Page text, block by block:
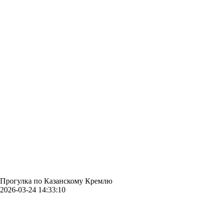
Прогулка по Казанскому Кремлю
2026-03-24 14:33:10